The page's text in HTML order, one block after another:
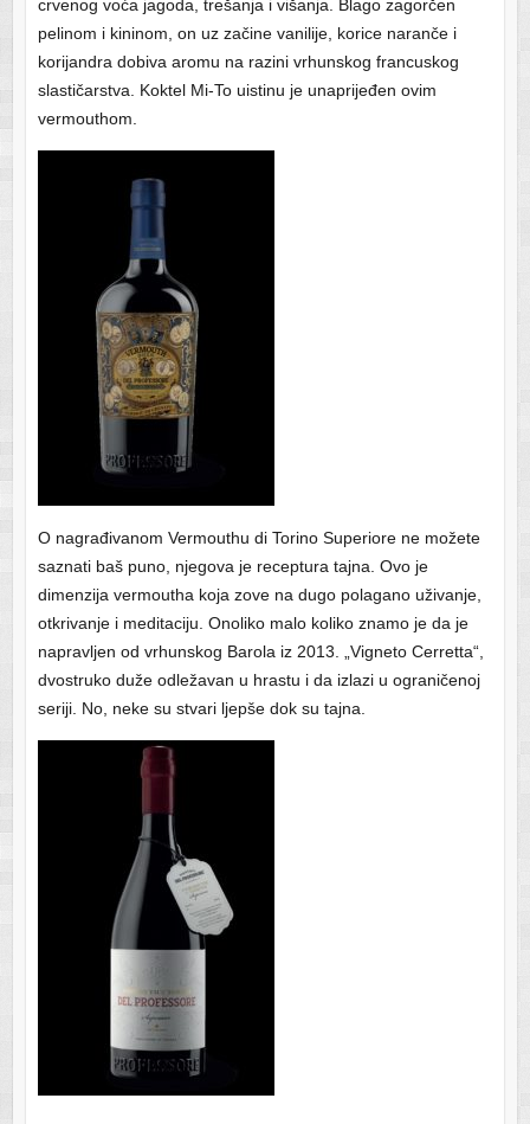
crvenog voća jagoda, trešanja i višanja. Blago zagorčen
pelinom i kininom, on uz začine vanilije, korice naranče i
korijandra dobiva aromu na razini vrhunskog francuskog
slastičarstva. Koktel Mi-To uistinu je unaprijeđen ovim
vermouthom.
O nagrađivanom Vermouthu di Torino Superiore ne možete
saznati baš puno, njegova je receptura tajna. Ovo je
dimenzija vermoutha koja zove na dugo polagano uživanje,
otkrivanje i meditaciju. Onoliko malo koliko znamo je da je
napravljen od vrhunskog Barola iz 2013. „Vigneto Cerretta“,
dvostruko duže odležavan u hrastu i da izlazi u ograničenoj
seriji. No, neke su stvari ljepše dok su tajna.